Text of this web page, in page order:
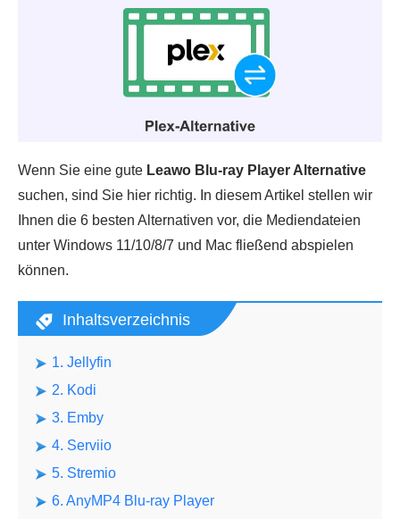
Wenn Sie eine gute Leawo Blu-ray Player Alternative
suchen, sind Sie hier richtig. In diesem Artikel stellen wir
Ihnen die 6 besten Alternativen vor, die Mediendateien
unter Windows 11/10/8/7 und Mac fließend abspielen
können.
Inhaltsverzeichnis
1. Jellyfin
2. Kodi
3. Emby
4. Serviio
5. Stremio
6. AnyMP4 Blu-ray Player